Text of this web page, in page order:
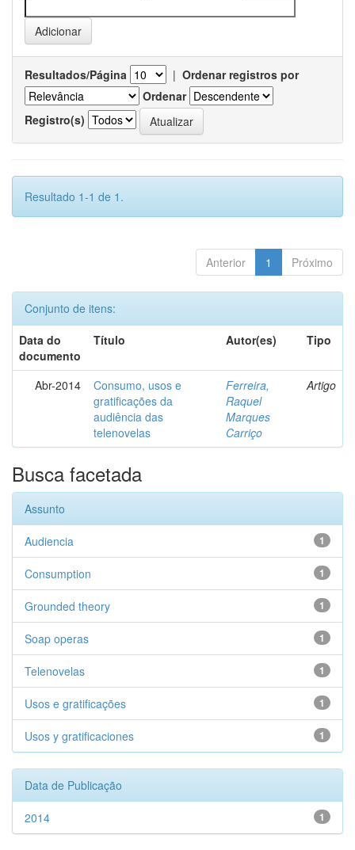
Resultados/Página | Ordenar registros por
Ordenar
Registro(s)
Resultado 1-1 de 1.
Anterior 1 Próximo
Conjunto de itens:
Data do
documento
Título Autor(es) Tipo
Abr-2014
Consumo, usos e
gratificações da
audiência das
telenovelas
Ferreira,
Raquel
Marques
Carriço
Artigo
Busca facetada
Assunto
1
Audiencia
1
Consumption
1
Grounded theory
1
Soap operas
1
Telenovelas
1
Usos e gratificações
1
Usos y gratificaciones
Data de Publicação
1
2014